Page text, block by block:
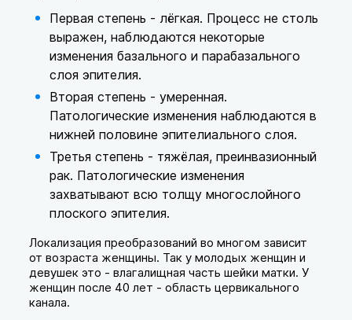
Первая степень - лёгкая. Процесс не столь
выражен, наблюдаются некоторые
изменения базального и парабазального
слоя эпителия.
Вторая степень - умеренная.
Патологические изменения наблюдаются в
нижней половине эпителиального слоя.
Третья степень - тяжёлая, преинвазионный
рак. Патологические изменения
захватывают всю толщу многослойного
плоского эпителия.
Локализация преобразований во многом зависит
от возраста женщины. Так у молодых женщин и
девушек это - влагалищная часть шейки матки. У
женщин после 40 лет - область цервикального
канала.